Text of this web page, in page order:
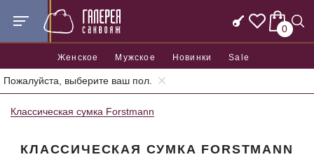
0
Женское Мужское Новинки Sale
Пожалуйста, выберите ваш пол.
Главная Женские сумки Женские классические сумки
Классическая сумка Forstmann
КЛАССИЧЕСКАЯ СУМКА FORSTMANN